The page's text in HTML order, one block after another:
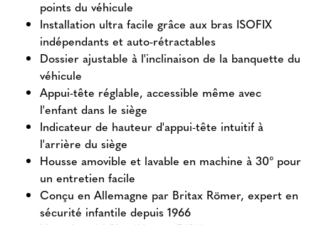
points du véhicule
Installation ultra facile grâce aux bras ISOFIX
indépendants et auto-rétractables
Dossier ajustable à l'inclinaison de la banquette du
véhicule
Appui-tête réglable, accessible même avec
l'enfant dans le siège
Indicateur de hauteur d'appui-tête intuitif à
l'arrière du siège
Housse amovible et lavable en machine à 30° pour
un entretien facile
Conçu en Allemagne par Britax Römer, expert en
sécurité infantile depuis 1966